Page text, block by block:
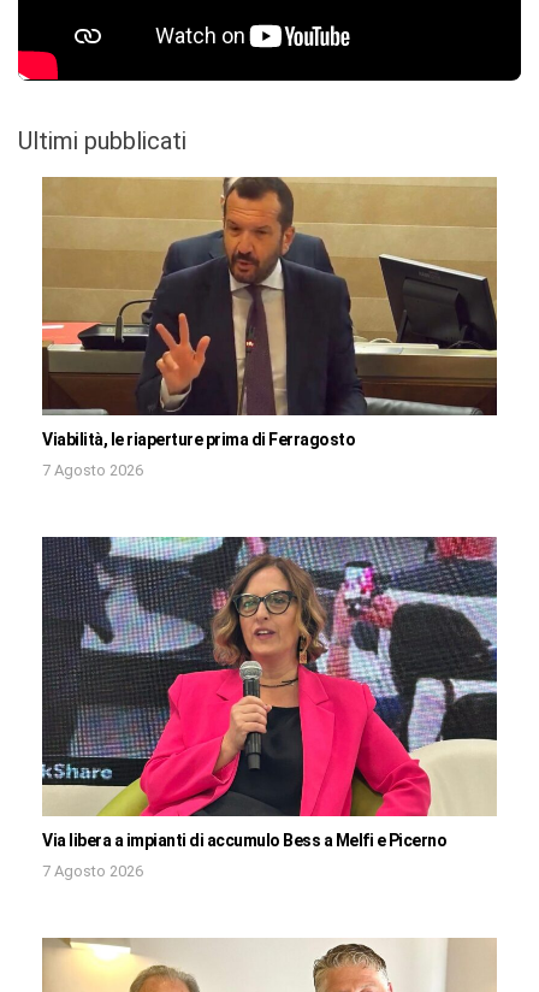
Ultimi pubblicati
Viabilità, le riaperture prima di Ferragosto
7 Agosto 2026
Via libera a impianti di accumulo Bess a Melfi e Picerno
7 Agosto 2026